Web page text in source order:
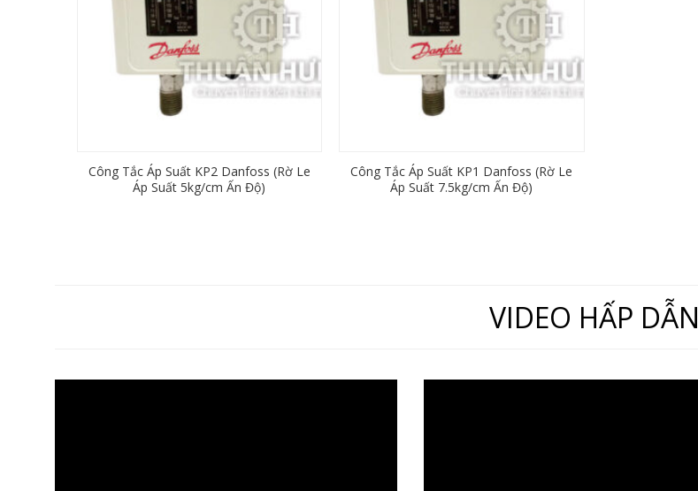
Công Tắc Áp Suất KP2 Danfoss (Rờ Le
Áp Suất 5kg/cm Ấn Độ)
Công Tắc Áp Suất KP1 Danfoss (Rờ Le
Áp Suất 7.5kg/cm Ấn Độ)
VIDEO HẤP DẪN